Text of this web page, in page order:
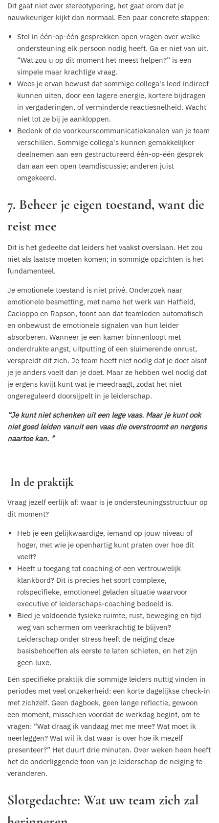
Dit gaat niet over stereotypering, het gaat erom dat je
nauwkeuriger kijkt dan normaal. Een paar concrete stappen:
Stel in één-op-één gesprekken open vragen over welke
ondersteuning elk persoon nodig heeft. Ga er niet van uit.
“Wat zou u op dit moment het meest helpen?” is een
simpele maar krachtige vraag.
Wees je ervan bewust dat sommige collega's leed indirect
kunnen uiten, door een lagere energie, kortere bijdragen
in vergaderingen, of verminderde reactiesnelheid. Wacht
niet tot ze bij je aankloppen.
Bedenk of de voorkeurscommunicatiekanalen van je team
verschillen. Sommige collega's kunnen gemakkelijker
deelnemen aan een gestructureerd één-op-één gesprek
dan aan een open teamdiscussie; anderen juist
omgekeerd.
7. Beheer je eigen toestand, want die
reist mee
Dit is het gedeelte dat leiders het vaakst overslaan. Het zou
niet als laatste moeten komen; in sommige opzichten is het
fundamenteel.
Je emotionele toestand is niet privé. Onderzoek naar
emotionele besmetting, met name het werk van Hatfield,
Cacioppo en Rapson, toont aan dat teamleden automatisch
en onbewust de emotionele signalen van hun leider
absorberen. Wanneer je een kamer binnenloopt met
onderdrukte angst, uitputting of een sluimerende onrust,
verspreidt dit zich. Je team heeft niet nodig dat je doet alsof
je je anders voelt dan je doet. Maar ze hebben wel nodig dat
je ergens kwijt kunt wat je meedraagt, zodat het niet
ongereguleerd doorsijpelt in je leiderschap.
“Je kunt niet schenken uit een lege vaas. Maar je kunt ook
niet goed leiden vanuit een vaas die overstroomt en nergens
naartoe kan. ”
In de praktijk
Vraag jezelf eerlijk af: waar is je ondersteuningsstructuur op
dit moment?
Heb je een gelijkwaardige, iemand op jouw niveau of
hoger, met wie je openhartig kunt praten over hoe dit
voelt?
Heeft u toegang tot coaching of een vertrouwelijk
klankbord? Dit is precies het soort complexe,
rolspecifieke, emotioneel geladen situatie waarvoor
executive of leiderschaps-coaching bedoeld is.
Bied je voldoende fysieke ruimte, rust, beweging en tijd
weg van schermen om veerkrachtig te blijven?
Leiderschap onder stress heeft de neiging deze
basisbehoeften als eerste te laten schieten, en het zijn
geen luxe.
Eén specifieke praktijk die sommige leiders nuttig vinden in
periodes met veel onzekerheid: een korte dagelijkse check-in
met zichzelf. Geen dagboek, geen lange reflectie, gewoon
een moment, misschien voordat de werkdag begint, om te
vragen: “Wat draag ik vandaag met me mee? Wat moet ik
neerleggen? Wat wil ik dat waar is over hoe ik mezelf
presenteer?” Het duurt drie minuten. Over weken heen heeft
het de onderliggende toon van je leiderschap de neiging te
veranderen.
Slotgedachte: Wat uw team zich zal